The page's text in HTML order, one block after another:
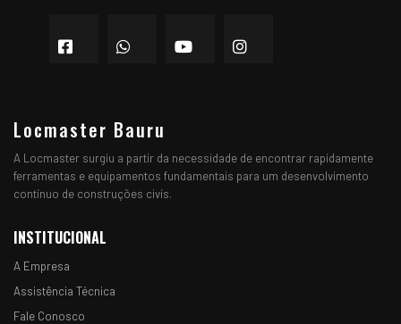
Locmaster Bauru
A Locmaster surgiu a partir da necessidade de encontrar rapidamente
ferramentas e equipamentos fundamentais para um desenvolvimento
contínuo de construções civís.
INSTITUCIONAL
A Empresa
Assistência Técnica
Fale Conosco